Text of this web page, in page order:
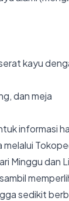
kayu
dan meja
informasi
Minggu dan
sedikit